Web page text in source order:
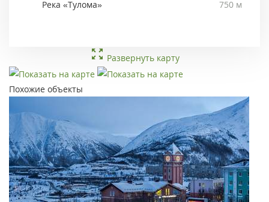
Река «Тулома»
750 м
Развернуть карту
Похожие объекты